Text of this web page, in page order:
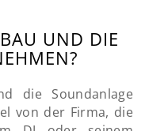
UND DIE
die Soundanlage
von der Firma, die